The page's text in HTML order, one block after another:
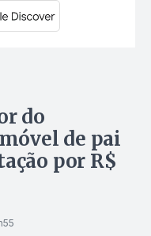
do
de pai
por R$